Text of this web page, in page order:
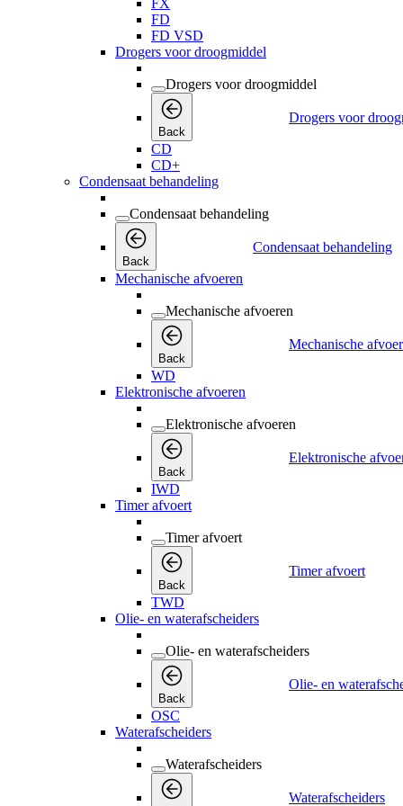
FX
FD
FD VSD
Drogers voor droogmiddel
Drogers voor droogmiddel
Back
Drogers voor
CD
CD+
Condensaat behandeling
Condensaat behandeling
Back
Condensaat behandeling
Mechanische afvoeren
Mechanische afvoeren
Back
Mechanische
WD
Elektronische afvoeren
Elektronische afvoeren
Back
Elektronische
IWD
Timer afvoert
Timer afvoert
Back
Timer afvoert
TWD
Olie- en waterafscheiders
Olie- en waterafscheiders
Back
Olie- en
OSC
Waterafscheiders
Waterafscheiders
Waterafscheiders